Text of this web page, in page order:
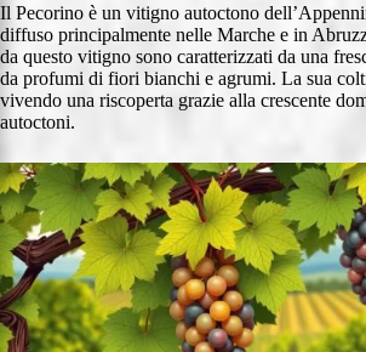
Il Pecorino è un vitigno autoctono
diffuso principalmente nelle Marche e in
da questo vitigno sono caratterizzati da una
da profumi di fiori bianchi e agrumi. La sua
vivendo una riscoperta grazie alla crescente
autoctoni.